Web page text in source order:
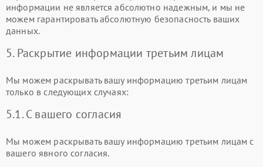
информации не является абсолютно надежным, и мы не
можем гарантировать абсолютную безопасность ваших
данных.
5. Раскрытие информации третьим лицам
Мы можем раскрывать вашу информацию третьим лицам
только в следующих случаях:
5.1. С вашего согласия
Мы можем раскрывать вашу информацию третьим лицам с
вашего явного согласия.